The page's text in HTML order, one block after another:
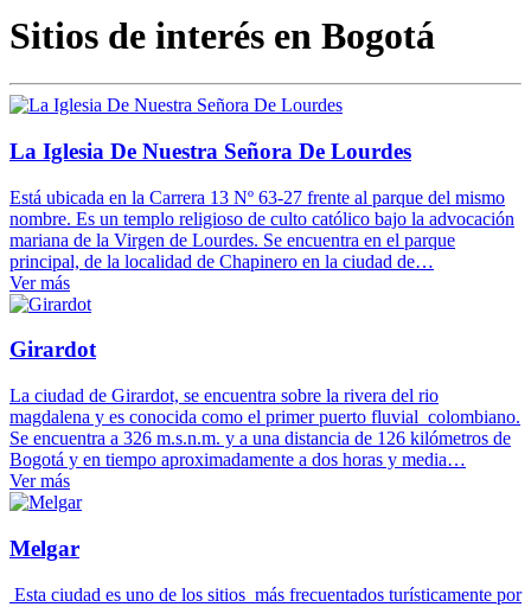
Sitios de interés en Bogotá
La Iglesia De Nuestra Señora De Lourdes
Está ubicada en la Carrera 13 Nº 63-27 frente al parque del mismo
nombre. Es un templo religioso de culto católico bajo la advocación
mariana de la Virgen de Lourdes. Se encuentra en el parque
principal, de la localidad de Chapinero en la ciudad de…
Ver más
Girardot
La ciudad de Girardot, se encuentra sobre la rivera del rio
magdalena y es conocida como el primer puerto fluvial colombiano.
Se encuentra a 326 m.s.n.m. y a una distancia de 126 kilómetros de
Bogotá y en tiempo aproximadamente a dos horas y media…
Ver más
Melgar
Esta ciudad es uno de los sitios más frecuentados turísticamente por